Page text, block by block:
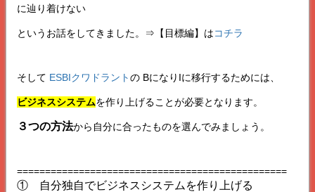
に辿り着けない
というお話をしてきました。⇒【目標編】はコチラ
そして ESBIクワドラントの BになりIに移行するためには、
ビジネスシステムを作り上げることが必要となります。
３つの方法から自分に合ったものを選んでみましょう。
================================================
① 自分独自でビジネスシステムを作り上げる